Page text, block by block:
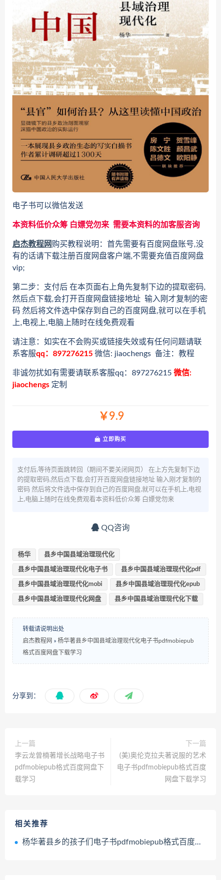
电子书可以微信发送
本资料低价众筹 白嫖党勿来 需要本资料的加客服咨询
启杰教程网购买教程说明：首先需要有百度网盘账号,没
有的话请下载注册百度网盘客户端,不需要充值百度网盘
vip;
第二步：支付后 在本页面右上角先复制下边的提取密码,
然后点下载,会打开百度网盘链接地址 输入刚才复制的密
码 然后将文件选中保存到自己的百度网盘,就可以在手机
上,电视上,电脑上随时在线免费观看
请注意：如实在不会购买或链接失效或有任何问题请联
系客服qq：897276215 微信: jiaochengs 备注：教程
非诚勿扰如有需要请联系客服qq：897276215 微信:
jiaochengs 定制
￥9.9
立即购买
支付后,等待页面跳转回（期间不要关闭网页） 在上方先复制下边
的提取密码,然后点下载,会打开百度网盘链接地址 输入刚才复制的
密码 然后将文件选中保存到自己的百度网盘,就可以在手机上,电视
上,电脑上随时在线免费观看本资料低价众筹 白嫖党勿来
QQ咨询
杨华 县乡中国县域治理现代化
县乡中国县域治理现代化电子书 县乡中国县域治理现代化pdf
县乡中国县域治理现代化mobi 县乡中国县域治理现代化epub
县乡中国县域治理现代化网盘 县乡中国县域治理现代化下载
转载请说明出处
启杰教程网 » 杨华著县乡中国县域治理现代化电子书pdfmobiepub
格式百度网盘下载学习
分享到：
上一篇
李云龙曾楠著增长战略电子书
pdfmobiepub格式百度网盘下
载学习
下一篇
(美)奥伦克拉夫著说服的艺术
电子书pdfmobiepub格式百度
网盘下载学习
相关推荐
杨华著县乡的孩子们电子书pdfmobiepub格式百度网盘下载学习